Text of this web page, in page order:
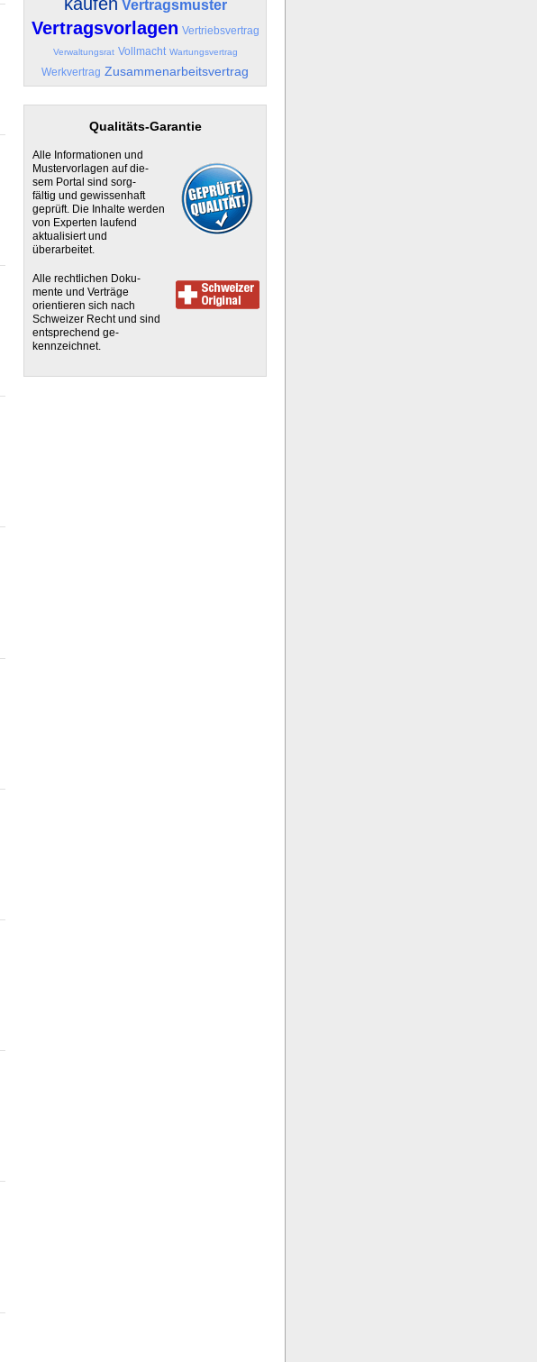
Vertragsmuster
Vertragsvorlagen Vertriebsvertrag
Verwaltungsrat Vollmacht Wartungsvertrag
Werkvertrag Zusammenarbeitsvertrag
Qualitäts-Garantie
Alle Informationen und
Mustervorlagen auf die-
sem Portal sind sorg-
fältig und gewissenhaft
geprüft. Die Inhalte werden
von Experten laufend
aktualisiert und
überarbeitet.
Alle rechtlichen Doku-
mente und Verträge
orientieren sich nach
Schweizer Recht und sind
entsprechend ge-
kennzeichnet.